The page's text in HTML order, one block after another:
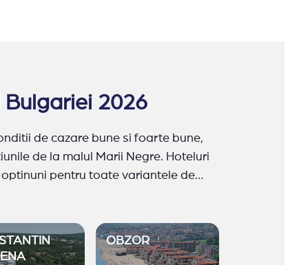
2026
de cazare bune si foarte bune,
de la malul Marii Negre. Hoteluri
pentru toate variantele de
OBZOR